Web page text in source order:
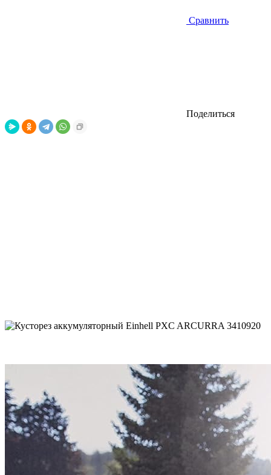
Сравнить
Поделиться